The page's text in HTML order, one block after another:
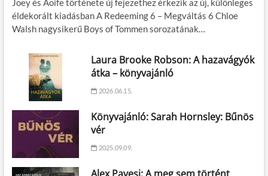
Joey és Aoife története új fejezethez érkezik az új, különleges
éldekorált kiadásban A Redeeming 6 – Megváltás 6 Chloe
Walsh nagysikerű Boys of Tommen sorozatának…
Laura Brooke Robson: A hazavágyók
átka – könyvajánló
2026.06.15.
Könyvajánló: Sarah Hornsley: Bűnös
vér
2025.09.09.